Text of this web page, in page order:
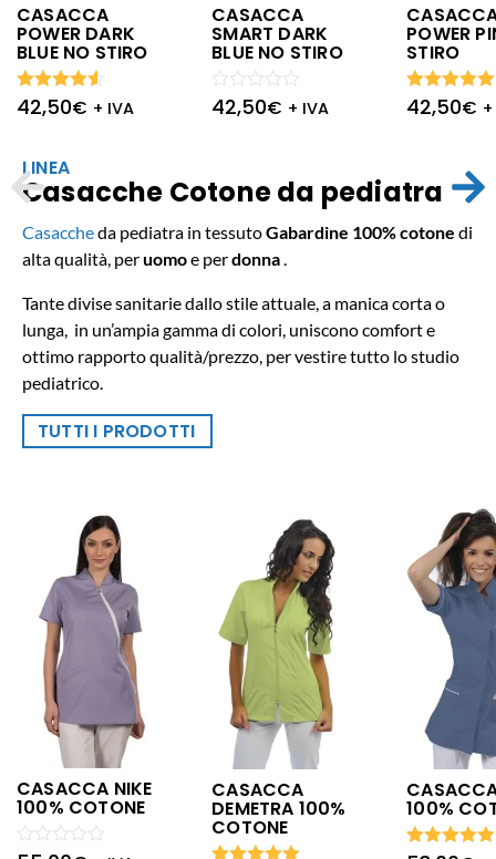
CASACCA
POWER DARK
BLUE NO STIRO
42,50€ + IVA
Valutato
4.50 su
CASACCA
SMART DARK
BLUE NO STIRO
42,50€ + IVA
Valutato
0
POWER
STIRO
42,50€
Valutato
5.00 su 5
LINEA
Casacche Cotone da pediatra
Casaccheda pediatra in tessutoGabardine 100% cotone di
alta qualità, peruomoe perdonna
Tante divise sanitarie dallo stile attuale, a manica corta o
lunga, in un’ampia gamma di colori, uniscono comfort e
ottimo rapporto qualità/prezzo, per vestire tutto lo studio
pediatrico.
TUTTI I PRODOTTI
CASACCA NIKE
100% COTONE
CASACCA
DEMETRA 100%
COTONE
100%